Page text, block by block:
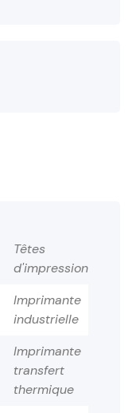
Têtes
d'impression
Imprimante
industrielle
Imprimante
transfert
thermique